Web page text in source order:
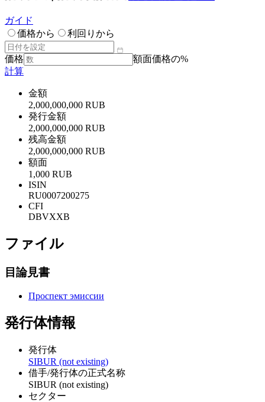
ガイド
価格から
利回りから
価格
額面価格の%
計算
金額
2,000,000,000 RUB
発行金額
2,000,000,000 RUB
残高金額
2,000,000,000 RUB
額面
1,000 RUB
ISIN
RU0007200275
CFI
DBVXXB
ファイル
目論見書
Проспект эмиссии
発行体情報
発行体
SIBUR (not existing)
借手/発行体の正式名称
SIBUR (not existing)
セクター